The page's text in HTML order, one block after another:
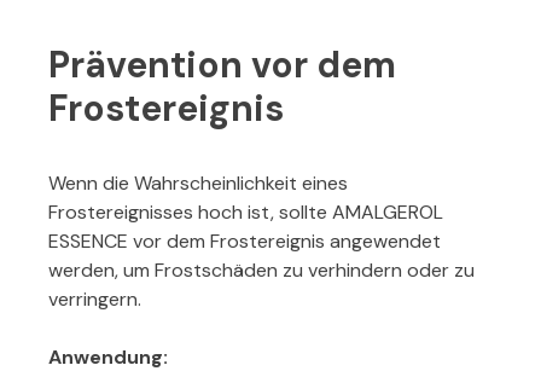
Prävention vor dem
Frostereignis
Wenn die Wahrscheinlichkeit eines
Frostereignisses hoch ist, sollte AMALGEROL
ESSENCE vor dem Frostereignis angewendet
werden, um Frostschäden zu verhindern oder zu
verringern.
Anwendung: